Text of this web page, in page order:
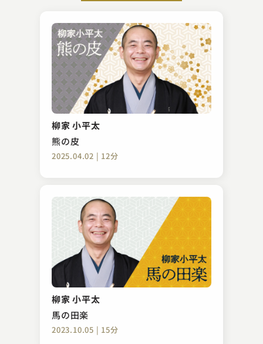
柳家 小平太
熊の皮
2025.04.02 | 12分
柳家 小平太
馬の田楽
2023.10.05 | 15分
柳亭 左龍
鈴ヶ森
2023.04.09 | 13分
入船亭 扇好
寄合酒
2023.04.07 | 11分